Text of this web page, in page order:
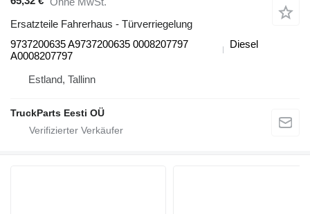
Ersatzteile Fahrerhaus - Türverriegelung
9737200635 A9737200635 0008207797
A0008207797
Diesel
Estland, Tallinn
TruckParts Eesti OÜ